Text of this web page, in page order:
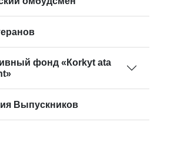
фонд «Кorkyt ata
Выпускников